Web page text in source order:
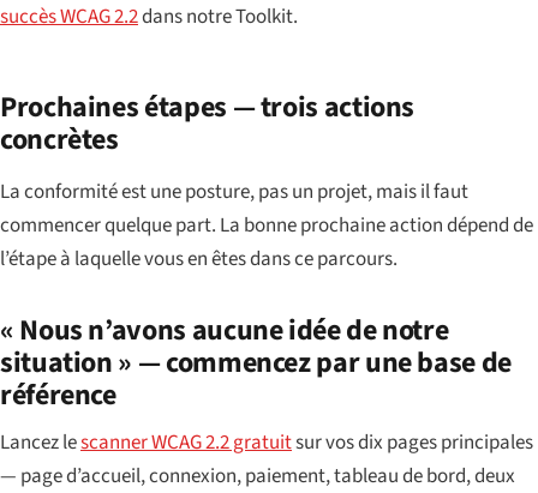
succès WCAG 2.2dans notre Toolkit.
Prochaines étapes — trois actions
concrètes
La conformité est une posture, pas un projet, mais il faut
commencer quelque part. La bonne prochaine action dépend de
l’étape à laquelle vous en êtes dans ce parcours.
« Nous n’avons aucune idée de notre
situation » — commencez par une base de
référence
Lancez lescanner WCAG 2.2 gratuitsur vos dix pages principales
— page d’accueil, connexion, paiement, tableau de bord, deux